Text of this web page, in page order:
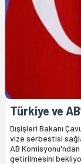
Türkiye ve
Dışişleri Bakanı
vize serbestisi
AB
getirilmesini